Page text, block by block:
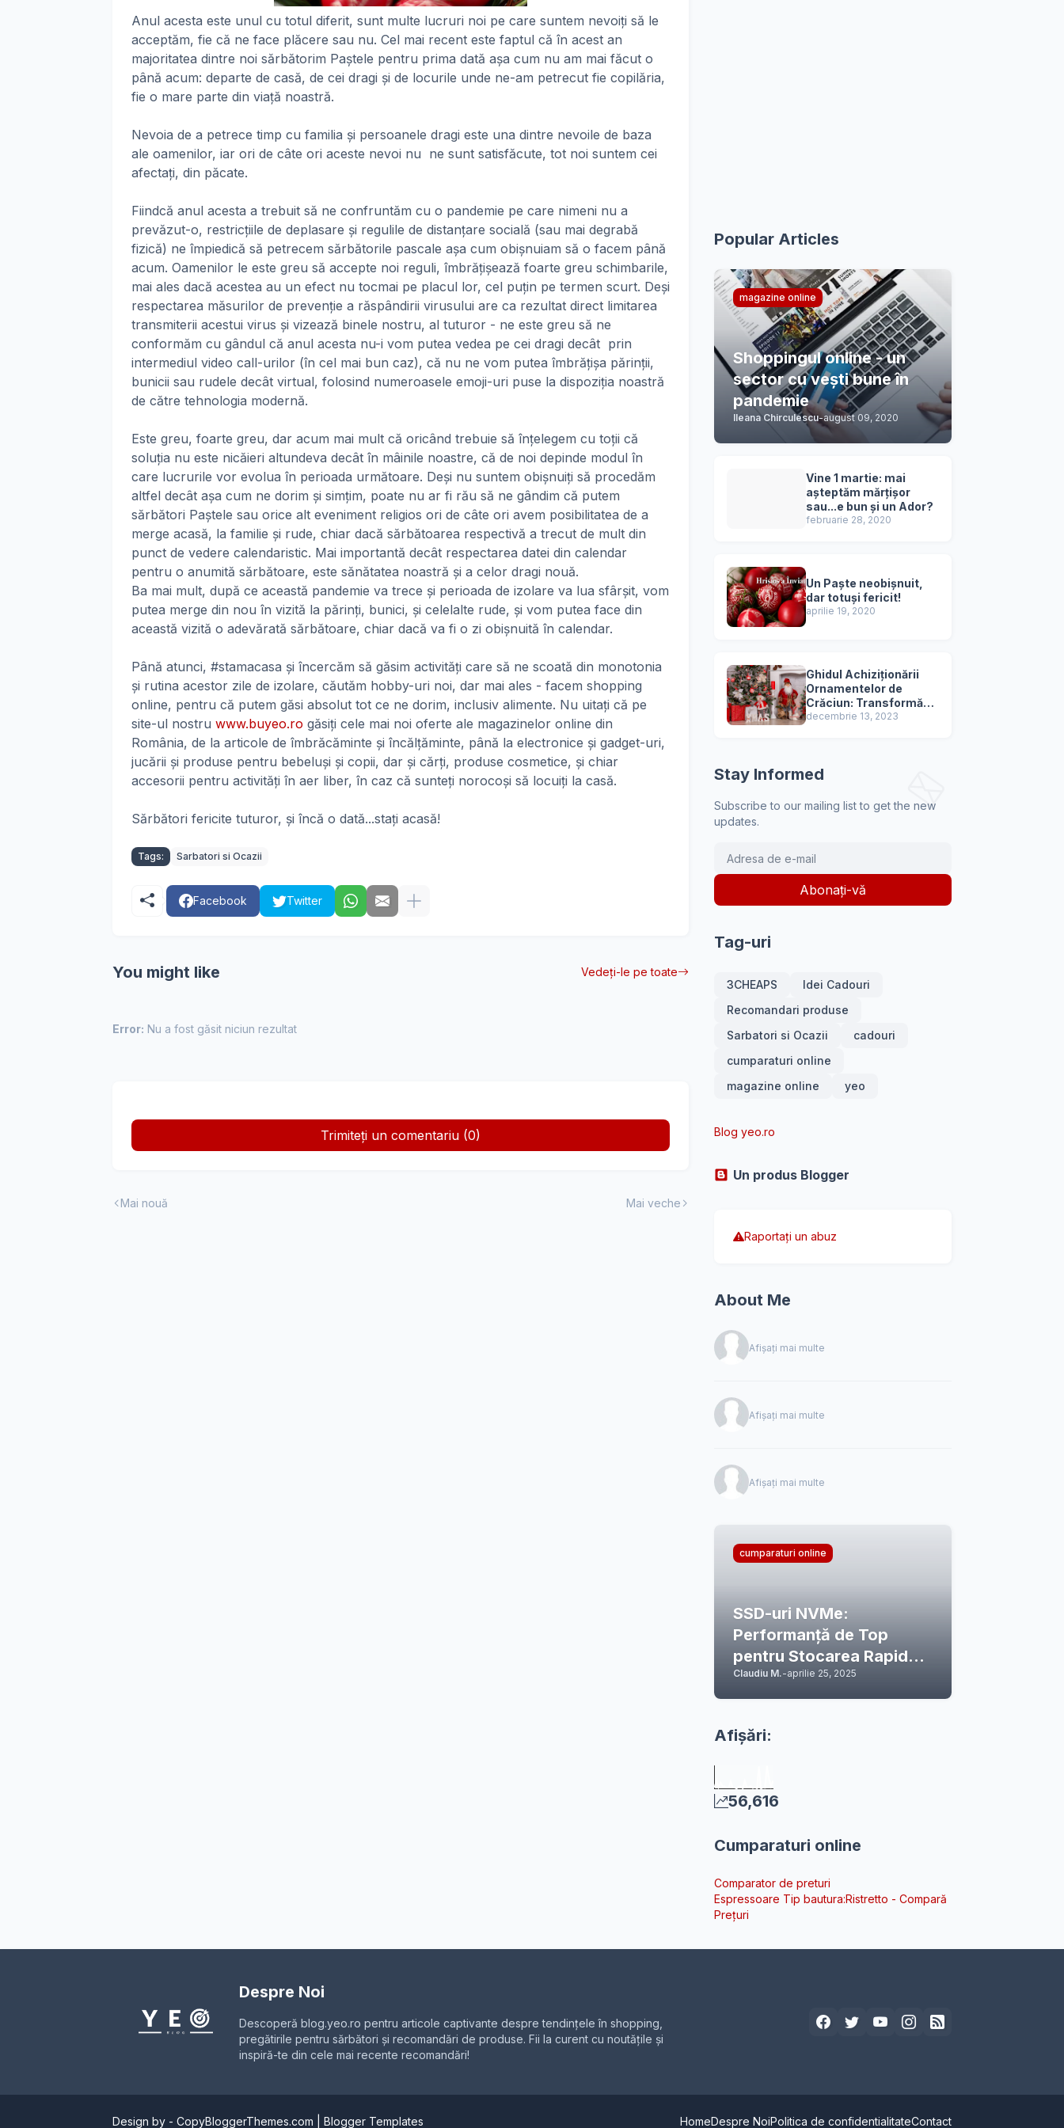
Anul acesta este unul cu totul diferit, sunt multe lucruri noi pe care suntem nevoiți să le
acceptăm, fie că ne face plăcere sau nu. Cel mai recent este faptul că în acest an
majoritatea dintre noi sărbătorim Paștele pentru prima dată așa cum nu am mai făcut o
până acum: departe de casă, de cei dragi și de locurile unde ne-am petrecut fie copilăria,
fie o mare parte din viață noastră.
Nevoia de a petrece timp cu familia și persoanele dragi este una dintre nevoile de baza
ale oamenilor, iar ori de câte ori aceste nevoi nu ne sunt satisfăcute, tot noi suntem cei
afectați, din păcate.
Fiindcă anul acesta a trebuit să ne confruntăm cu o pandemie pe care nimeni nu a
prevăzut-o, restricțiile de deplasare și regulile de distanțare socială (sau mai degrabă
fizică) ne împiedică să petrecem sărbătorile pascale așa cum obișnuiam să o facem până
acum. Oamenilor le este greu să accepte noi reguli, îmbrățișează foarte greu schimbarile,
mai ales dacă acestea au un efect nu tocmai pe placul lor, cel puțin pe termen scurt. Deși
respectarea măsurilor de prevenție a răspândirii virusului are ca rezultat direct limitarea
transmiterii acestui virus și vizează binele nostru, al tuturor - ne este greu să ne
conformăm cu gândul că anul acesta nu-i vom putea vedea pe cei dragi decât prin
intermediul video call-urilor (în cel mai bun caz), că nu ne vom putea îmbrățișa părinții,
bunicii sau rudele decât virtual, folosind numeroasele emoji-uri puse la dispoziția noastră
de către tehnologia modernă.
Este greu, foarte greu, dar acum mai mult că oricând trebuie să înțelegem cu toții că
soluția nu este nicăieri altundeva decât în mâinile noastre, că de noi depinde modul în
care lucrurile vor evolua în perioada următoare. Deși nu suntem obișnuiți să procedăm
altfel decât așa cum ne dorim și simțim, poate nu ar fi rău să ne gândim că putem
sărbători Paștele sau orice alt eveniment religios ori de câte ori avem posibilitatea de a
merge acasă, la familie și rude, chiar dacă sărbătoarea respectivă a trecut de mult din
punct de vedere calendaristic. Mai importantă decât respectarea datei din calendar
pentru o anumită sărbătoare, este sănătatea noastră și a celor dragi nouă.
Ba mai mult, după ce această pandemie va trece și perioada de izolare va lua sfârșit, vom
putea merge din nou în vizită la părinți, bunici, și celelalte rude, și vom putea face din
această vizită o adevărată sărbătoare, chiar dacă va fi o zi obișnuită în calendar.
Până atunci, #stamacasa și încercăm să găsim activități care să ne scoată din monotonia
și rutina acestor zile de izolare, căutăm hobby-uri noi, dar mai ales - facem shopping
online, pentru că putem găsi absolut tot ce ne dorim, inclusiv alimente. Nu uitați că pe
site-ul nostru www.buyeo.ro găsiți cele mai noi oferte ale magazinelor online din
România, de la articole de îmbrăcăminte și încălțăminte, până la electronice și gadget-uri,
jucării și produse pentru bebeluși și copii, dar și cărți, produse cosmetice, și chiar
accesorii pentru activități în aer liber, în caz că sunteți norocoși să locuiți la casă.
Sărbători fericite tuturor, și încă o dată...stați acasă!
Tags: Sarbatori si Ocazii
Facebook Twitter
You might like Vedeți-le pe toate
Error: Nu a fost găsit niciun rezultat
Trimiteți un comentariu (0)
Mai nouă Mai veche
Popular Articles
magazine online
Shoppingul online - un
sector cu vești bune în
pandemie
Ileana Chirculescu-august 09, 2020
Vine 1 martie: mai
așteptăm mărțișor
sau...e bun și un Ador?
februarie 28, 2020
Un Paște neobișnuit,
dar totuși fericit!
aprilie 19, 2020
Ghidul Achiziționării
Ornamentelor de
Crăciun: Transformă-ți
Casa într-o Minunată
decembrie 13, 2023
Stay Informed
Subscribe to our mailing list to get the new
updates.
Tag-uri
3CHEAPS
Idei Cadouri
Recomandari produse
Sarbatori si Ocazii
cadouri
cumparaturi online
magazine online
yeo
Blog yeo.ro
Un produs Blogger
Raportați un abuz
About Me
Afișați mai multe
Afișați mai multe
Afișați mai multe
cumparaturi online
SSD-uri NVMe:
Performanță de Top
pentru Stocarea Rapidă a
Datelor
Claudiu M.-aprilie 25, 2025
Afișări:
56,616
Cumparaturi online
Comparator de preturi
Espressoare Tip bautura:Ristretto - Compară
Prețuri
Despre Noi
Descoperă blog.yeo.ro pentru articole captivante despre tendințele în shopping,
pregătirile pentru sărbători și recomandări de produse. Fii la curent cu noutățile și
inspiră-te din cele mai recente recomandări!
Design by - CopyBloggerThemes.com Blogger Templates HomeDespre NoiPolitica de confidentialitateContact